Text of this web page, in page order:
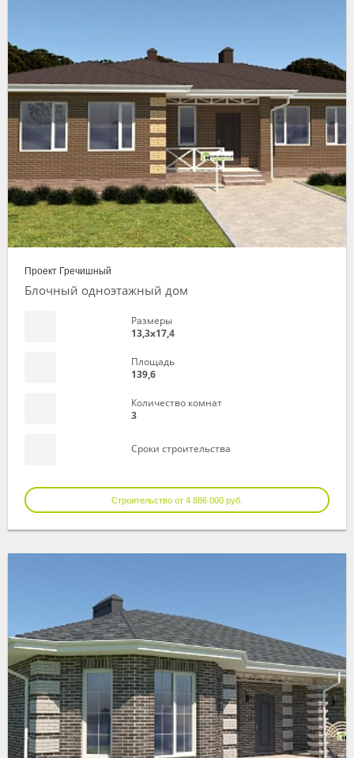
Проект Гречишный
Блочный одноэтажный дом
Размеры
13,3х17,4
Площадь
139,6
Количество комнат
3
Сроки строительства
Строительство от 4 886 000 руб.